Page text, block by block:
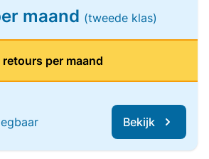
maand (tweede klas)
per maand
Bekijk